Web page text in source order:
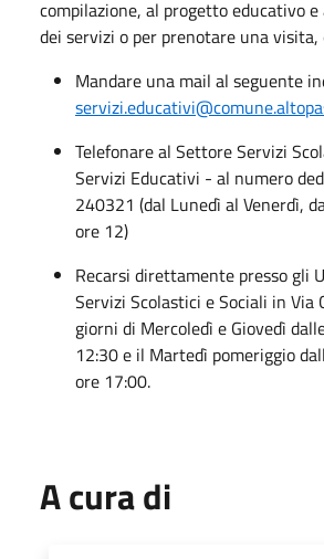
compilazione, al progetto educativo
dei servizi o per prenotare una visita,
Mandare una mail al seguente
Telefonare al Settore Servizi
Servizi Educativi - al numero
240321 (dal Lunedì al Venerdì,
ore 12)
Recarsi direttamente presso gli
Servizi Scolastici e Sociali in Via
giorni di Mercoledì e Giovedì
12:30 e il Martedì pomeriggio
ore 17:00.
A cura di